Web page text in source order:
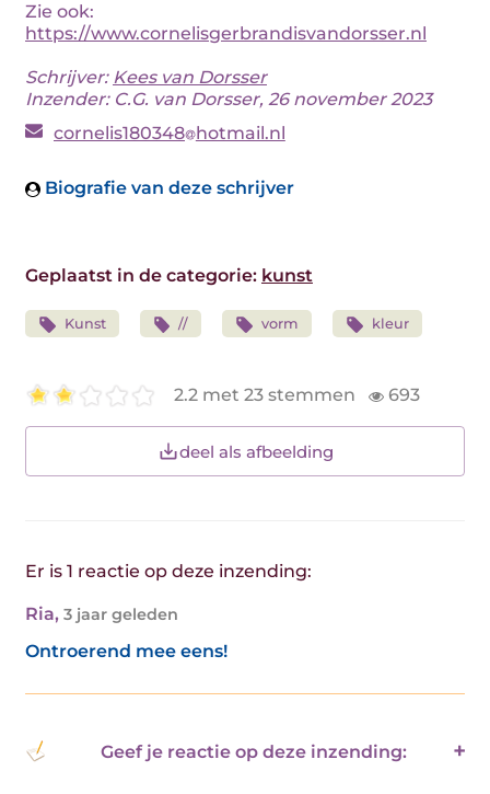
Zie ook:
https://www.cornelisgerbrandisvandorsser.nl
Schrijver: Kees van Dorsser
Inzender: C.G. van Dorsser, 26 november 2023
cornelis180348 hotmail.nl
Biografie van deze schrijver
Geplaatst in de categorie: kunst
Kunst // vorm kleur
2.2 met 23 stemmen 693
deel als afbeelding
Er is 1 reactie op deze inzending:
Ria, 3 jaar geleden
Ontroerend mee eens!
Geef je reactie op deze inzending: